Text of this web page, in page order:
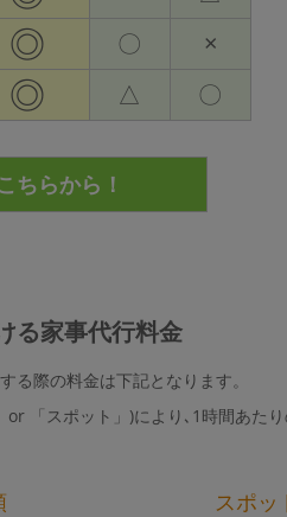
◎ 〇 ×
◎ △ 〇
る家事代行料金
る際の料金は下記となります。
「スポット」)により､1時間あた
スポッ